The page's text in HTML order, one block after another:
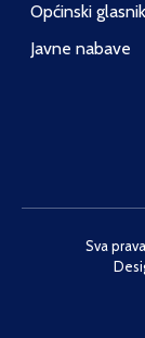
Općinski glasnik
Javne nabave
Sva